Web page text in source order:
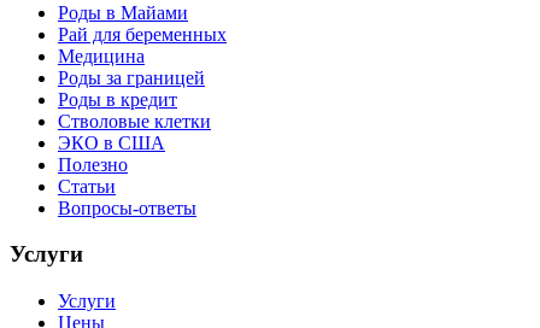
Роды в Майами
Рай для беременных
Медицина
Роды за границей
Роды в кредит
Стволовые клетки
ЭКО в США
Полезно
Статьи
Вопросы-ответы
Услуги
Услуги
Цены